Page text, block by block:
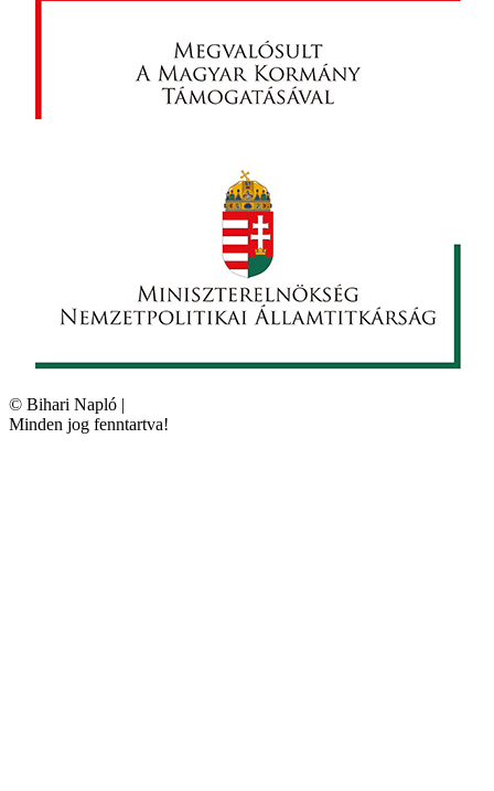
© Bihari Napló |
Minden jog fenntartva!